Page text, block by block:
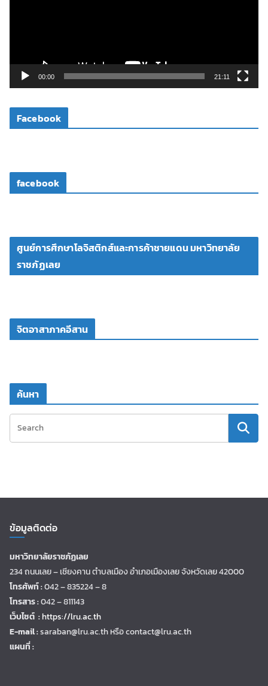
ดี
โ
00:00 21:11
Facebook
facebook
ศูนย์การศึกษาโลจิสติกส์และการค้าชายแดน มหาวิทยาลัย
ราชภัฏเลย
จิตอาสาภาคอีสาน
ค้นหา
ข้อมูลติดต่อ
มหาวิทยาลัยราชภัฏเลย
234 ถนนเลย – เชียงคาน ตำบลเมือง อำเภอเมืองเลย จังหวัดเลย 42000
โทรศัพท์ :042 – 835224 – 8
โทรสาร :042 – 811143
เว็บไซต์ :https://lru.ac.th
E-mail :saraban@lru.ac.thหรือ contact@lru.ac.th
แผนที่ :